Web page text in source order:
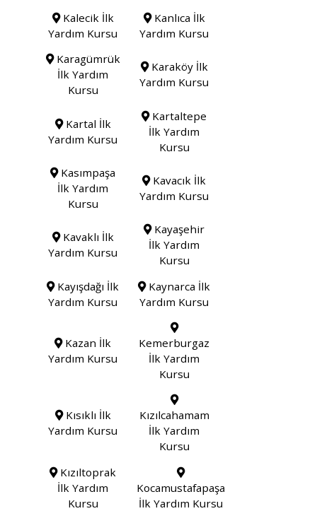
Kalecik İlk
Yardım Kursu
Kanlıca İlk
Yardım Kursu
Karagümrük
İlk Yardım
Kursu
Karaköy İlk
Yardım Kursu
Kartal İlk
Yardım Kursu
Kartaltepe
İlk Yardım
Kursu
Kasımpaşa
İlk Yardım
Kursu
Kavacık İlk
Yardım Kursu
Kavaklı İlk
Yardım Kursu
Kayaşehir
İlk Yardım
Kursu
Kayışdağı İlk
Yardım Kursu
Kaynarca İlk
Yardım Kursu
Kazan İlk
Yardım Kursu
Kemerburgaz
İlk Yardım
Kursu
Kısıklı İlk
Yardım Kursu
Kızılcahamam
İlk Yardım
Kursu
Kızıltoprak
İlk Yardım
Kursu
Kocamustafapaşa
İlk Yardım Kursu